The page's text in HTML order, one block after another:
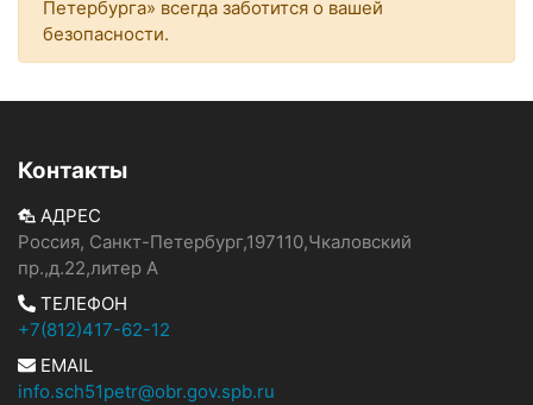
Петербурга» всегда заботится о вашей
безопасности.
Контакты
АДРЕС
Россия, Санкт-Петербург,197110,Чкаловский
пр.,д.22,литер А
ТЕЛЕФОН
+7(812)417-62-12
EMAIL
info.sch51petr@obr.gov.spb.ru